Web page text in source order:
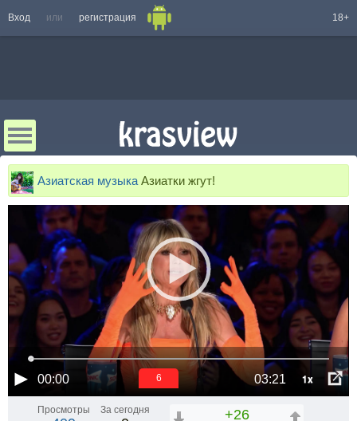
Вход или регистрация 18+
Азиатская музыка Азиатки жгут!
00:00 03:21 1x
5
Просмотры За сегодня +26